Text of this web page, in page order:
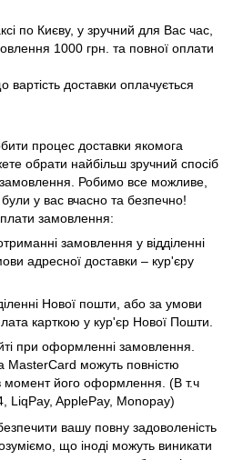
по Києву, у зручний для Вас час,
1000 грн. та повної оплати
доставки оплачується
процес доставки якомога
обрати найбільш зручний спосіб
Робимо все можливе,
у вас вчасно та безпечно!
замовлення:
замовлення у відділенні
адресної доставки – кур'єру
Нової пошти, або за умови
карткою у кур'єр Нової Пошти.
при оформленні замовлення.
MasterCard можуть повністю
момент його оформлення. (В т.ч
LiqPay, ApplePay, Monopay)
вашу повну задоволеність
що іноді можуть виникати